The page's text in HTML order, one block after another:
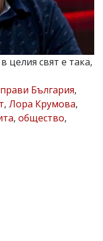
целия свят е така,
България,
, Лора Крумова,
, общество,